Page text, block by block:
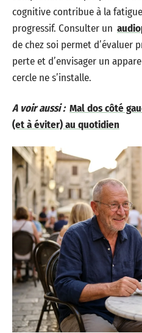
cognitive contribue à la
progressif. Consulter un
de chez soi permet d’évaluer
perte et d’envisager un
cercle ne s’installe.
A voir aussi : Mal dos côté
(et à éviter) au quotidien